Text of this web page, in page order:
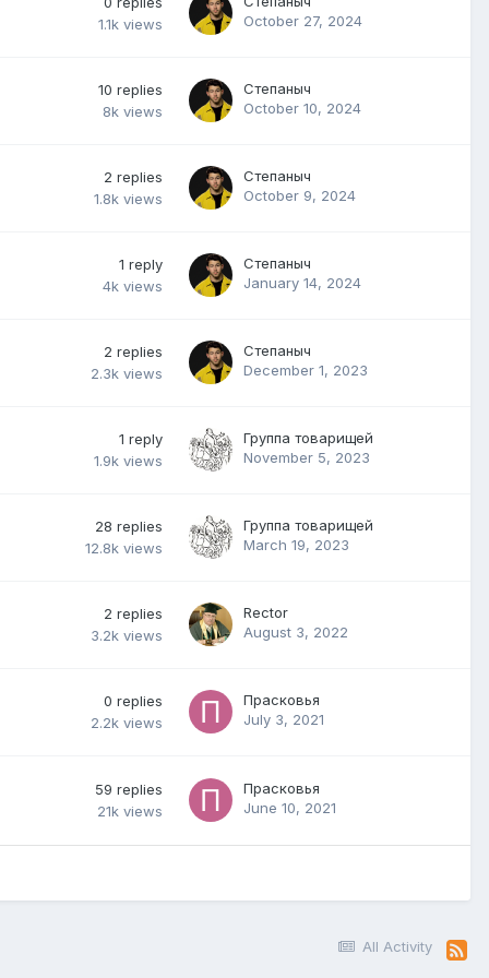
1.1k views
October 27, 2024
10 replies
8k views
Степаныч
October 10, 2024
2 replies
1.8k views
Степаныч
October 9, 2024
1 reply
4k views
Степаныч
January 14, 2024
2 replies
2.3k views
Степаныч
December 1, 2023
1 reply
1.9k views
Группа товарищей
November 5, 2023
28 replies
12.8k views
Группа товарищей
March 19, 2023
2 replies
3.2k views
Rector
August 3, 2022
0 replies
2.2k views
Прасковья
July 3, 2021
59 replies
21k views
Прасковья
June 10, 2021
All Activity